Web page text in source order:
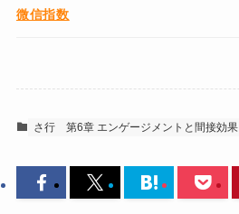
微信指数
さ行 第6章 エンゲージメントと間接効果